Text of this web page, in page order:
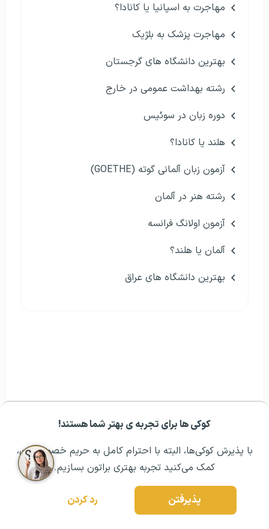
کوکی ها برای تجربه ی بهتر شما هستند!
با پذیرش کوکی‌ها، البته با احترام کامل به حریم خصوصیتون،
کمک می‌کنید تجربه بهتری براتون بسازیم.
پذیرفتن رد کردن
مشــاوره اولیه رایگان: ۰۲۱ ۴۳۰۰۰ ۰۲۱ رزرو مشاوره تخصصی
مهاجرت به اسپانیا یا کانادا؟
مهاجرت پزشک به بلژیک
بهترین دانشگاه های گرجستان
رشته بهداشت عمومی در خارج
دوره زبان در سوئیس
هلند یا کانادا؟
آزمون زبان آلمانی گوته (GOETHE)
رشته هنر در آلمان
آزمون اولانگ فرانسه
آلمان یا هلند؟
بهترین دانشگاه های عراق